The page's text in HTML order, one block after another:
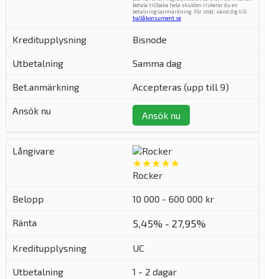
betala tillbaka hela skulden riskerar du en
betalningsanmärkning. För stöd, vänd dig till
hallåkonsument.se
Bisnode
Samma dag
Accepteras (upp till 9)
Ansök nu
★★★★★
Rocker
10 000 - 600 000 kr
5,45% - 27,95%
UC
1 - 2 dagar